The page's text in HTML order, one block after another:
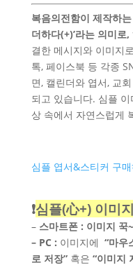
복음의전함이 제작하는
더하다(+)’라는 의미로,
결한 메시지와 이미지
톡, 페이스북 등 각종
면, 캘린더와 엽서, 교
되고 있습니다. 심플
상 속에서 자연스럽게
심플 엽서&스티커 구매
❗심플(心+) 이미
– 스마트폰 : 이미지 꾹
– PC : 이미지에 “마우
로 저장”혹은 “이미지